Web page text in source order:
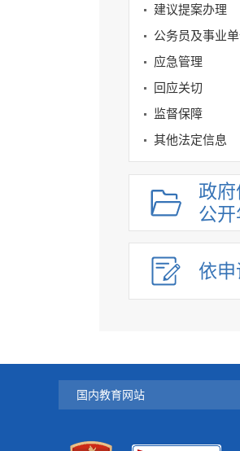
建议提案办理
公务员及事业
应急管理
回应关切
监督保障
其他法定信息
政府
公开
依
国内教育网站